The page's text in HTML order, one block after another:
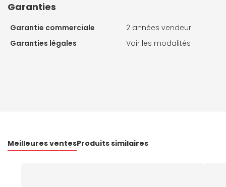
Garanties
Garantie commerciale
2 années vendeur
Garanties légales
Voir les modalités
Meilleures ventesProduits similaires